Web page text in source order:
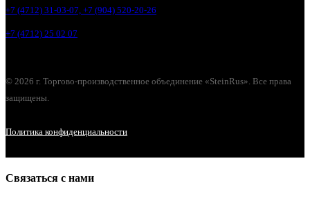
+7 (4712) 31-03-07, +7 (904) 520-20-26
+7 (4712) 25 02 07
© 2026 г. Торгово-производственное объединение «SteinRus». Все права
защищены.
Политика конфиденциальности
Связаться с нами